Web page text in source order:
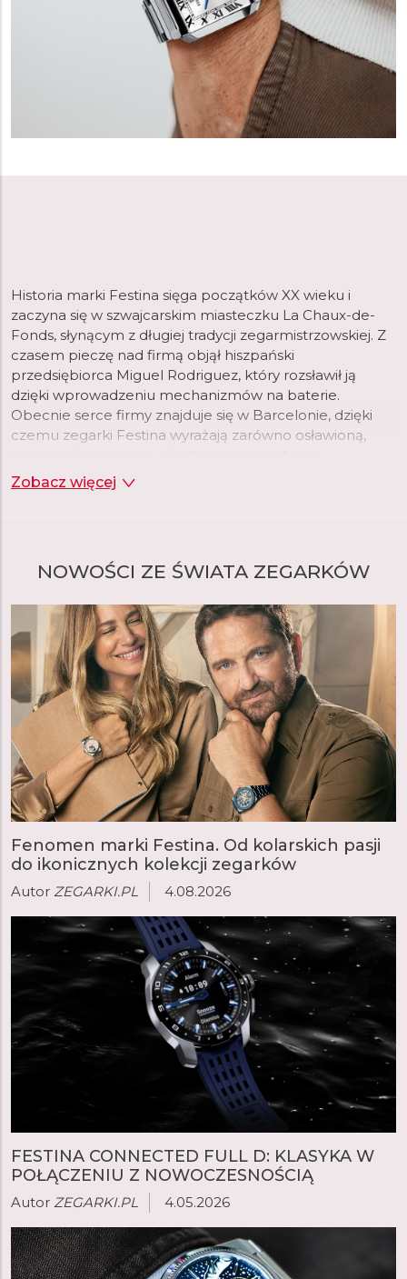
Historia marki Festina sięga początków XX wieku i
zaczyna się w szwajcarskim miasteczku La Chaux-de-
Fonds, słynącym z długiej tradycji zegarmistrzowskiej. Z
czasem pieczę nad firmą objął hiszpański
przedsiębiorca Miguel Rodriguez, który rozsławił ją
dzięki wprowadzeniu mechanizmów na baterie.
Obecnie serce firmy znajduje się w Barcelonie, dzięki
czemu zegarki Festina wyrażają zarówno osławioną,
nowoczesny styl Południa.
Zobacz więcej
NOWOŚCI ZE ŚWIATA ZEGARKÓW
Fenomen marki Festina. Od kolarskich pasji
do ikonicznych kolekcji zegarków
Autor ZEGARKI.PL 4.08.2026
FESTINA CONNECTED FULL D: KLASYKA W
POŁĄCZENIU Z NOWOCZESNOŚCIĄ
Autor ZEGARKI.PL 4.05.2026